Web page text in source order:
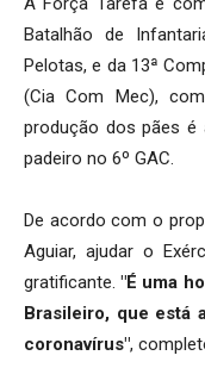
Batalhão de
Pelotas, e da 13ª
(Cia Com Mec),
produção dos pães é
padeiro no 6º GAC.
De acordo com o
Aguiar, ajudar o
gratificante."É uma
Brasileiro, que está
coronavírus",